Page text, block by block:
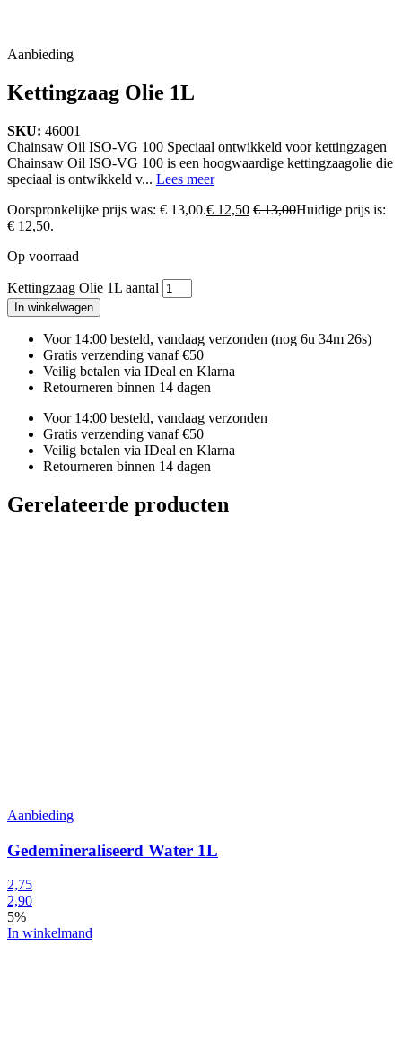
Aanbieding
Kettingzaag Olie 1L
SKU: 46001
Chainsaw Oil ISO-VG 100 Speciaal ontwikkeld voor kettingzagen
Chainsaw Oil ISO-VG 100 is een hoogwaardige kettingzaagolie die
speciaal is ontwikkeld v... Lees meer
Oorspronkelijke prijs was: € 13,00.€ 12,50 €13,00Huidige prijs is:
€ 12,50.
Op voorraad
Kettingzaag Olie 1L aantal
In winkelwagen
Voor 14:00 besteld, vandaag verzonden (nog 6u 34m 25s)
Gratis verzending vanaf €50
Veilig betalen via IDeal en Klarna
Retourneren binnen 14 dagen
Voor 14:00 besteld, vandaag verzonden
Gratis verzending vanaf €50
Veilig betalen via IDeal en Klarna
Retourneren binnen 14 dagen
Gerelateerde producten
Aanbieding
Gedemineraliseerd Water 1L
2,75
2,90
5%
In winkelmand